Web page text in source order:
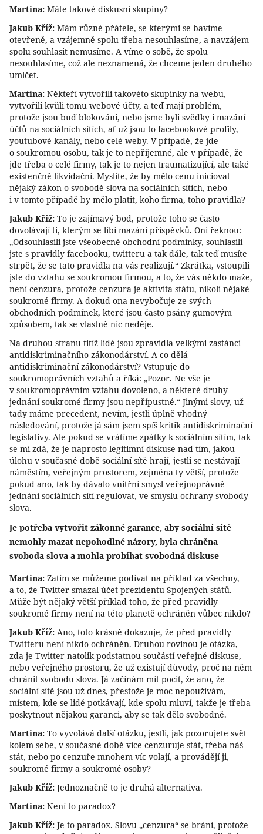
Martina: Máte takové diskusní skupiny?
Jakub Kříž: Mám různé přátele, se kterými se bavíme
otevřeně, a vzájemně spolu třeba nesouhlasíme, a navzájem
spolu souhlasit nemusíme. A víme o sobě, že spolu
nesouhlasíme, což ale neznamená, že chceme jeden druhého
umlčet.
Martina: Někteří vytvořili takovéto skupinky na webu,
vytvořili kvůli tomu webové účty, a teď mají problém,
protože jsou buď blokováni, nebo jsme byli svědky i mazání
účtů na sociálních sítích, ať už jsou to facebookové profily,
youtubové kanály, nebo celé weby. V případě, že jde
o soukromou osobu, tak je to nepříjemné, ale v případě, že
jde třeba o celé firmy, tak je to nejen traumatizující, ale také
existenčně likvidační. Myslíte, že by mělo cenu iniciovat
nějaký zákon o svobodě slova na sociálních sítích, nebo
i v tomto případě by mělo platit, koho firma, toho pravidla?
Jakub Kříž: To je zajímavý bod, protože toho se často
dovolávají ti, kterým se líbí mazání příspěvků. Oni řeknou:
„Odsouhlasili jste všeobecné obchodní podmínky, souhlasili
jste s pravidly facebooku, twitteru a tak dále, tak teď musíte
strpět, že se tato pravidla na vás realizují.“ Zkrátka, vstoupili
jste do vztahu se soukromou firmou, a to, že vás někdo maže,
není cenzura, protože cenzura je aktivita státu, nikoli nějaké
soukromé firmy. A dokud ona nevybočuje ze svých
obchodních podmínek, které jsou často psány gumovým
způsobem, tak se vlastně nic neděje.
Na druhou stranu titíž lidé jsou zpravidla velkými zastánci
antidiskriminačního zákonodárství. A co dělá
antidiskriminační zákonodárství? Vstupuje do
soukromoprávních vztahů a říká: „Pozor. Ne vše je
v soukromoprávním vztahu dovoleno, a některé druhy
jednání soukromé firmy jsou nepřípustné.“ Jinými slovy, už
tady máme precedent, nevím, jestli úplně vhodný
následování, protože já sám jsem spíš kritik antidiskriminační
legislativy. Ale pokud se vrátíme zpátky k sociálním sítím, tak
se mi zdá, že je naprosto legitimní diskuse nad tím, jakou
úlohu v současné době sociální sítě hrají, jestli se nestávají
náměstím, veřejným prostorem, zejména ty větší, protože
pokud ano, tak by dávalo vnitřní smysl veřejnoprávně
jednání sociálních sítí regulovat, ve smyslu ochrany svobody
slova.
Je potřeba vytvořit zákonné garance, aby sociální sítě
nemohly mazat nepohodlné názory, byla chráněna
svoboda slova a mohla probíhat svobodná diskuse
Martina: Zatím se můžeme podívat na příklad za všechny,
a to, že Twitter smazal účet prezidentu Spojených států.
Může být nějaký větší příklad toho, že před pravidly
soukromé firmy není na této planetě ochráněn vůbec nikdo?
Jakub Kříž: Ano, toto krásně dokazuje, že před pravidly
Twitteru není nikdo ochráněn. Druhou rovinou je otázka,
zda je Twitter natolik podstatnou součástí veřejné diskuse,
nebo veřejného prostoru, že už existují důvody, proč na něm
chránit svobodu slova. Já začínám mít pocit, že ano, že
sociální sítě jsou už dnes, přestože je moc nepoužívám,
místem, kde se lidé potkávají, kde spolu mluví, takže je třeba
poskytnout nějakou garanci, aby se tak dělo svobodně.
Martina: To vyvolává další otázku, jestli, jak pozorujete svět
kolem sebe, v současné době více cenzuruje stát, třeba náš
stát, nebo po cenzuře mnohem víc volají, a provádějí ji,
soukromé firmy a soukromé osoby?
Jakub Kříž: Jednoznačně to je druhá alternativa.
Martina: Není to paradox?
Jakub Kříž: Je to paradox. Slovu „cenzura“ se brání, protože